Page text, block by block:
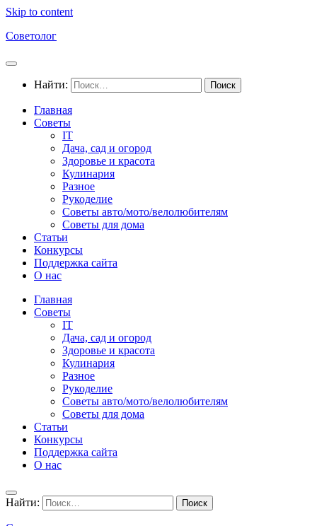
Skip to content
Советолог
Найти:
Главная
Советы
IT
Дача, сад и огород
Здоровье и красота
Кулинария
Разное
Рукоделие
Советы авто/мото/велолюбителям
Советы для дома
Статьи
Конкурсы
Поддержка сайта
О нас
Главная
Советы
IT
Дача, сад и огород
Здоровье и красота
Кулинария
Разное
Рукоделие
Советы авто/мото/велолюбителям
Советы для дома
Статьи
Конкурсы
Поддержка сайта
О нас
Найти: